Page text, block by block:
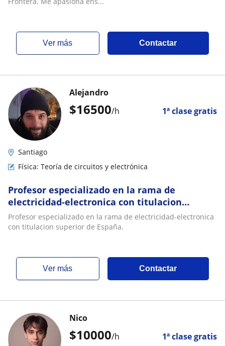
ver más Contactar
$16500/h 1ª clase gratis
Alejandro
Santiago
Física: Teoría de circuitos y electrónica
Profesor especializado en la rama de
electricidad-electronica con titulacion
superior de España
Profesor especializado en la rama de electricidad-electronica
con titulacion superior de España.
ver más Contactar
$10000/h 1ª clase gratis
Nico